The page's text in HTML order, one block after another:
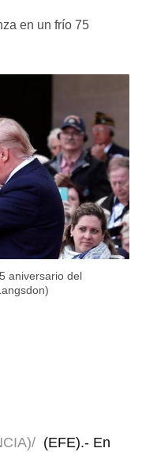
en un frío 75
aniversario del
(EFE).- En